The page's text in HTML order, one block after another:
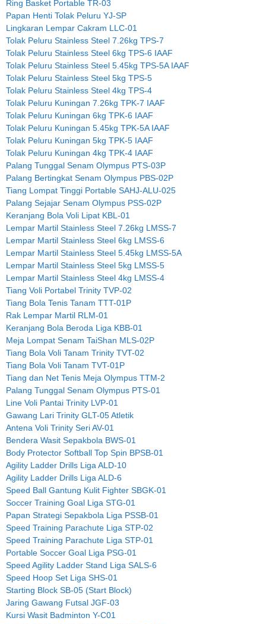
Ring Basket Portable TR-03
Papan Henti Tolak Peluru YJ-SP
Lingkaran Lempar Cakram LLC-01
Tolak Peluru Stainless Steel 7.26kg TPS-7
Tolak Peluru Stainless Steel 6kg TPS-6 IAAF
Tolak Peluru Stainless Steel 5.45kg TPS-5A IAAF
Tolak Peluru Stainless Steel 5kg TPS-5
Tolak Peluru Stainless Steel 4kg TPS-4
Tolak Peluru Kuningan 7.26kg TPK-7 IAAF
Tolak Peluru Kuningan 6kg TPK-6 IAAF
Tolak Peluru Kuningan 5.45kg TPK-5A IAAF
Tolak Peluru Kuningan 5kg TPK-5 IAAF
Tolak Peluru Kuningan 4kg TPK-4 IAAF
Palang Tunggal Senam Olympus PTS-03P
Palang Bertingkat Senam Olympus PBS-02P
Tiang Lompat Tinggi Portable SAHJ-ALU-025
Palang Sejajar Senam Olympus PSS-02P
Keranjang Bola Voli Lipat KBL-01
Lempar Martil Stainless Steel 7.26kg LMSS-7
Lempar Martil Stainless Steel 6kg LMSS-6
Lempar Martil Stainless Steel 5.45kg LMSS-5A
Lempar Martil Stainless Steel 5kg LMSS-5
Lempar Martil Stainless Steel 4kg LMSS-4
Tiang Voli Portabel Trinity TVP-02
Tiang Bola Tenis Tanam TTT-01P
Rak Lempar Martil RLM-01
Keranjang Bola Beroda Liga KBB-01
Meja Lompat Senam TaiShan MLS-02P
Tiang Bola Voli Tanam Trinity TVT-02
Tiang Bola Voli Tanam TVT-01P
Tiang dan Net Tenis Meja Olympus TTM-2
Palang Tunggal Senam Olympus PTS-01
Line Voli Pantai Trinity LVP-01
Gawang Lari Trinity GLT-05 Atletik
Antena Voli Trinity Seri AV-01
Bendera Wasit Sepakbola BWS-01
Body Protector Softball Top Spin BPSB-01
Agility Ladder Drills Liga ALD-10
Agility Ladder Drills Liga ALD-6
Speed Ball Gantung Kulit Fighter SBGK-01
Soccer Training Goal Liga STG-01
Papan Strategi Sepakbola Liga PSSB-01
Speed Training Parachute Liga STP-02
Speed Training Parachute Liga STP-01
Portable Soccer Goal Liga PSG-01
Speed Agility Ladder Stand Liga SALS-6
Speed Hoop Set Liga SHS-01
Starting Block SB-05 (Start Block)
Jaring Gawang Futsal JGF-03
Kursi Wasit Badminton Y-C01